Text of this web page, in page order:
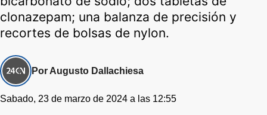
clonazepam; una balanza de precisión y
recortes de bolsas de nylon.
Por Augusto Dallachiesa
Sabado, 23 de marzo de 2024 a las 12:55